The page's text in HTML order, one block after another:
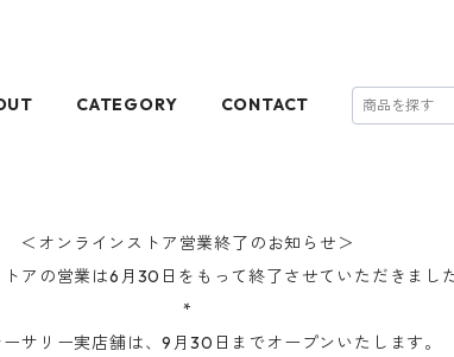
CATEGORY CONTACT
＜オンラインストア営業終了のお知らせ＞
トアの営業は6月30日をもって終了させていただきまし
*
サリー実店舗は、9月30日までオープンいたします。